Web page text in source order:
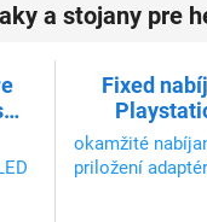
a stojany pre
Fixed
okamžité
priložení